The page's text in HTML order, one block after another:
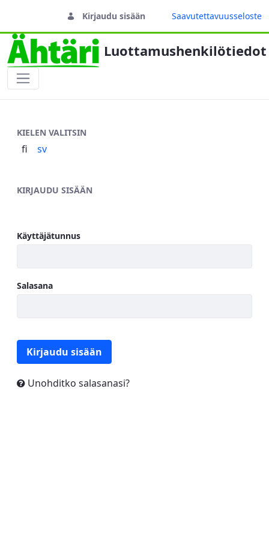
Kirjaudu sisään Saavutettavuusseloste
Luottamushenkilötiedot
KIELEN VALITSIN
fi sv
KIRJAUDU SISÄÄN
Käyttäjätunnus
Salasana
Kirjaudu sisään
Unohditko salasanasi?